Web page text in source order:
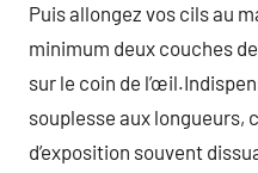
Puis allongez vos cils au
minimum deux couches
sur le coin de
souplesse aux longueurs,
d’exposition souvent